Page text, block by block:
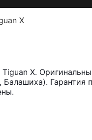
X
X.
Гарантия